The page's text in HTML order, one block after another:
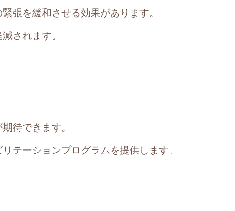
張を緩和させる効果があります。
されます。
待できます。
テーションプログラムを提供します。